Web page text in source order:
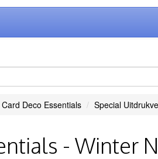
Card Deco Essentials Special
- Winter